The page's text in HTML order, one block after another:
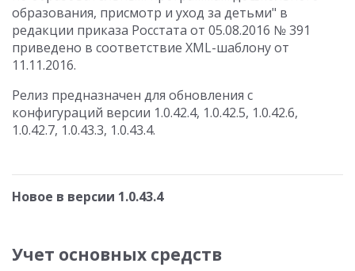
образования, присмотр и уход за детьми" в
редакции приказа Росстата от 05.08.2016 № 391
приведено в соответствие XML-шаблону от
11.11.2016.
Релиз предназначен для обновления с
конфигураций версии 1.0.42.4, 1.0.42.5, 1.0.42.6,
1.0.42.7, 1.0.43.3, 1.0.43.4.
Новое в версии 1.0.43.4
Учет основных средств